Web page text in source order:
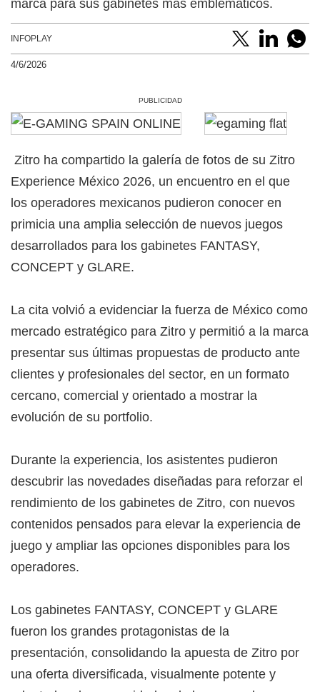
marca para sus gabinetes más emblemáticos.
INFOPLAY
4/6/2026
PUBLICIDAD
Zitro ha compartido la galería de fotos de su Zitro
Experience México 2026, un encuentro en el que
los operadores mexicanos pudieron conocer en
primicia una amplia selección de nuevos juegos
desarrollados para los gabinetes FANTASY,
CONCEPT y GLARE.
La cita volvió a evidenciar la fuerza de México como
mercado estratégico para Zitro y permitió a la marca
presentar sus últimas propuestas de producto ante
clientes y profesionales del sector, en un formato
cercano, comercial y orientado a mostrar la
evolución de su portfolio.
Durante la experiencia, los asistentes pudieron
descubrir las novedades diseñadas para reforzar el
rendimiento de los gabinetes de Zitro, con nuevos
contenidos pensados para elevar la experiencia de
juego y ampliar las opciones disponibles para los
operadores.
Los gabinetes FANTASY, CONCEPT y GLARE
fueron los grandes protagonistas de la
presentación, consolidando la apuesta de Zitro por
una oferta diversificada, visualmente potente y